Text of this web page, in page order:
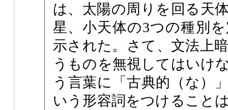
は、太陽の周りを回る天
星、小天体の3つの種別
示された。さて、文法上
うものを無視してはいけ
う言葉に「古典的（な）
いう形容詞をつけること